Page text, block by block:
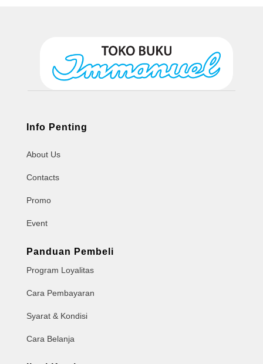
Info Penting
About Us
Contacts
Promo
Event
Panduan Pembeli
Program Loyalitas
Cara Pembayaran
Syarat & Kondisi
Cara Belanja